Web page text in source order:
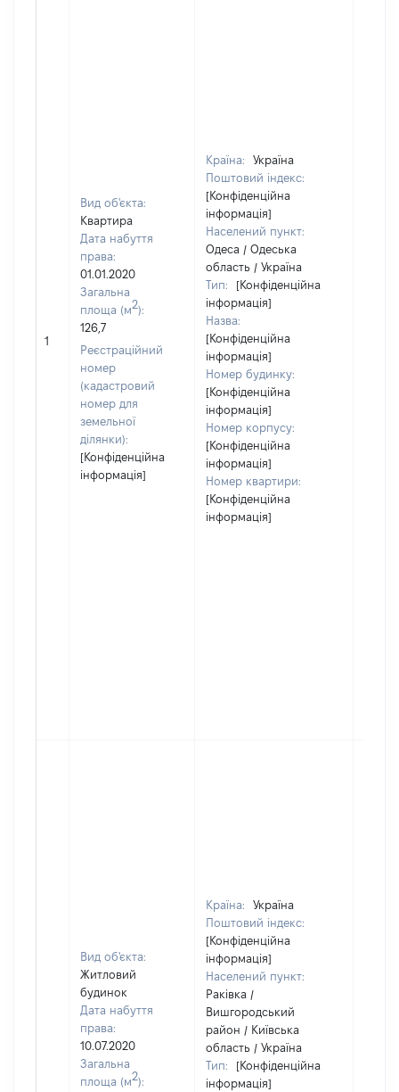
1
Вид об'єкта:
Квартира
Дата набуття
права:
01.01.2020
Загальна
площа (м2):
126,7
Реєстраційний
номер
(кадастровий
номер для
земельної
ділянки):
[Конфіденційна
інформація]
Країна:
Україна
Поштовий індекс:
[Конфіденційна
інформація]
Населений пункт:
Одеса / Одеська
область / Україна
Тип:
[Конфіденційна
інформація]
Назва:
[Конфіденційна
інформація]
Номер будинку:
[Конфіденційна
інформація]
Номер корпусу:
[Конфіденційна
інформація]
Номер квартири:
[Конфіденційна
інформація]
Вид об'єкта:
Житловий
будинок
Дата набуття
права:
10.07.2020
Загальна
площа (м2):
Країна:
Україна
Поштовий індекс:
[Конфіденційна
інформація]
Населений пункт:
Раківка /
Вишгородський
район / Київська
область / Україна
Тип:
[Конфіденційна
інформація]